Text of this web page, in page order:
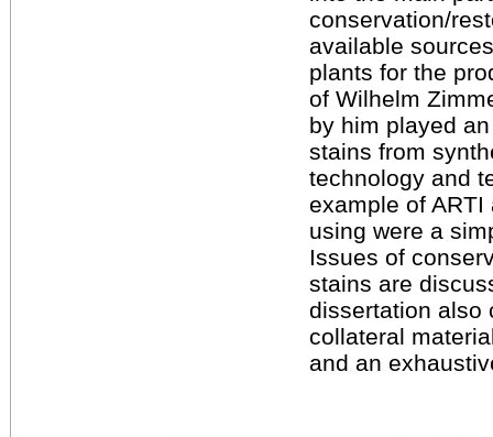
conservation/
available
plants for the
of Wilhelm
by him played
stains from
technology and
example of
using were a
Issues of
stains are
dissertation also
collateral
and an